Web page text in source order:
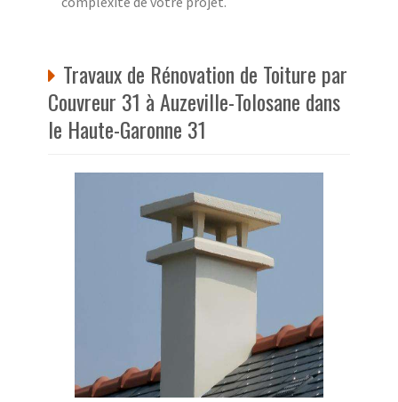
Travaux de Rénovation de Toiture par
Couvreur 31 à Auzeville-Tolosane dans
le Haute-Garonne 31